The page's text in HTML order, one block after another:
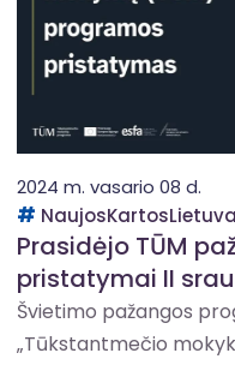
2024 m. vasario 08 d.
NaujosKartosLietuva
Prasidėjo TŪM
pristatymai II
Švietimo pažangos
„Tūkstantmečio